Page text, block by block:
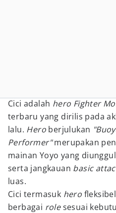
Cici adalah hero Fighter
terbaru yang dirilis pada
lalu. Hero berjulukan
Performer"merupakan
mainan Yoyo yang
serta jangkauan basic
luas.
Cici termasuk hero
berbagai rolesesuai